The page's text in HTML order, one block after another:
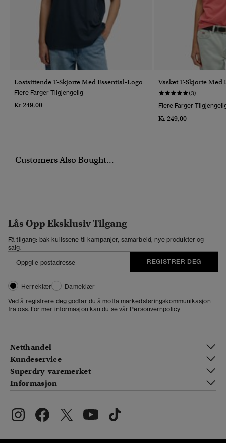
Løstsittende T-Skjorte Med Essential-Logo
Flere Farger Tilgjengelig
Kr 249,00
Vasket T-Skjorte Med
(3)
Flere Farger
Kr 249,00
Customers Also Bought...
Lås Opp Eksklusiv Tilgang
Få tilgang: bak kulissene til kampanjer, samarbeid, nye produkter og
salg.
REGISTRER DEG
Herreklær
Dameklær
Ved å registrere deg godtar du å motta markedsføringskommunikasjon
fra oss. For mer informasjon kan du se vår Personvernpolicy
Netthandel
Kundeservice
Superdry-varemerket
Informasjon